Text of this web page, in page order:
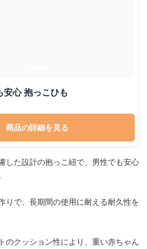
心 抱っこひも
商品の詳細を見る
した設計の抱っこ紐で、男性でも安心
りで、長期間の使用に耐える耐久性を
のクッション性により、重い赤ちゃん